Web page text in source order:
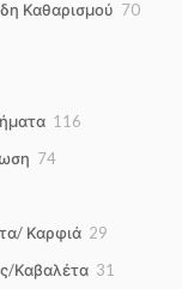
Καθαρισμού 7070
116
7474
Καρφιά 29
Καβαλέτα 31